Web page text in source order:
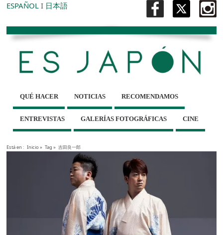
ESPAÑOL I 日本語
QUÉ HACER NOTICIAS RECOMENDAMOS
ENTREVISTAS GALERÍAS FOTOGRÁFICAS CINE
Está en : Inicio» Tag » 吉田良一郎